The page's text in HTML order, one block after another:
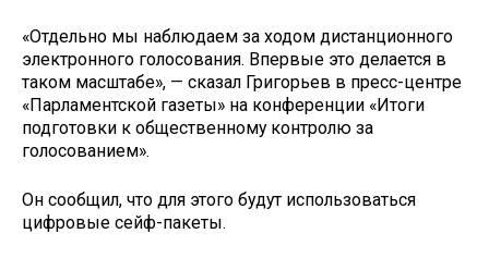
«Отдельно мы наблюдаем за ходом дистанционного
электронного голосования. Впервые это делается в
таком масштабе», — сказал Григорьев в пресс-центре
«Парламентской газеты» на конференции «Итоги
подготовки к общественному контролю за
голосованием».
Он сообщил, что для этого будут использоваться
цифровые сейф-пакеты.